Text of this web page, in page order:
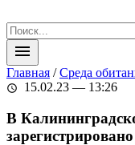
menu
Главная /Среда
schedule 15.02.23 — 13:26
В